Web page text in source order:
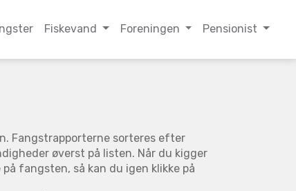
Fiskevand Foreningen Pensionist
Fangstrapporterne sorteres efter
øverst på listen. Når du kigger
fangsten, så kan du igen klikke på